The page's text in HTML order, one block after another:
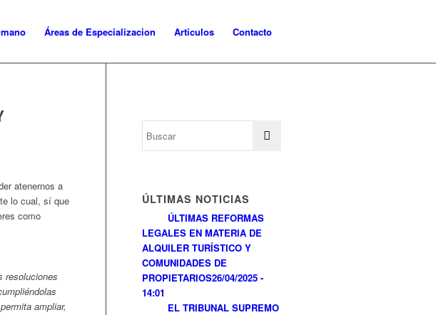
Áreas de Especializacion Artículos Contacto
atenernos a
lo cual, sí que
como
resoluciones
ampliar,
ÚLTIMAS NOTICIAS
ÚLTIMAS REFORMAS
LEGALES EN MATERIA DE
ALQUILER TURÍSTICO Y
COMUNIDADES DE
PROPIETARIOS26/04/2025 -
14:01
EL TRIBUNAL SUPREMO